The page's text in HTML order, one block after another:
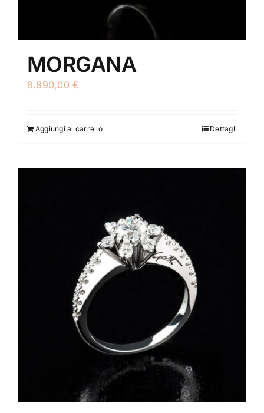
MORGANA
8.890,00€
Aggiungi al carrello Dettagli